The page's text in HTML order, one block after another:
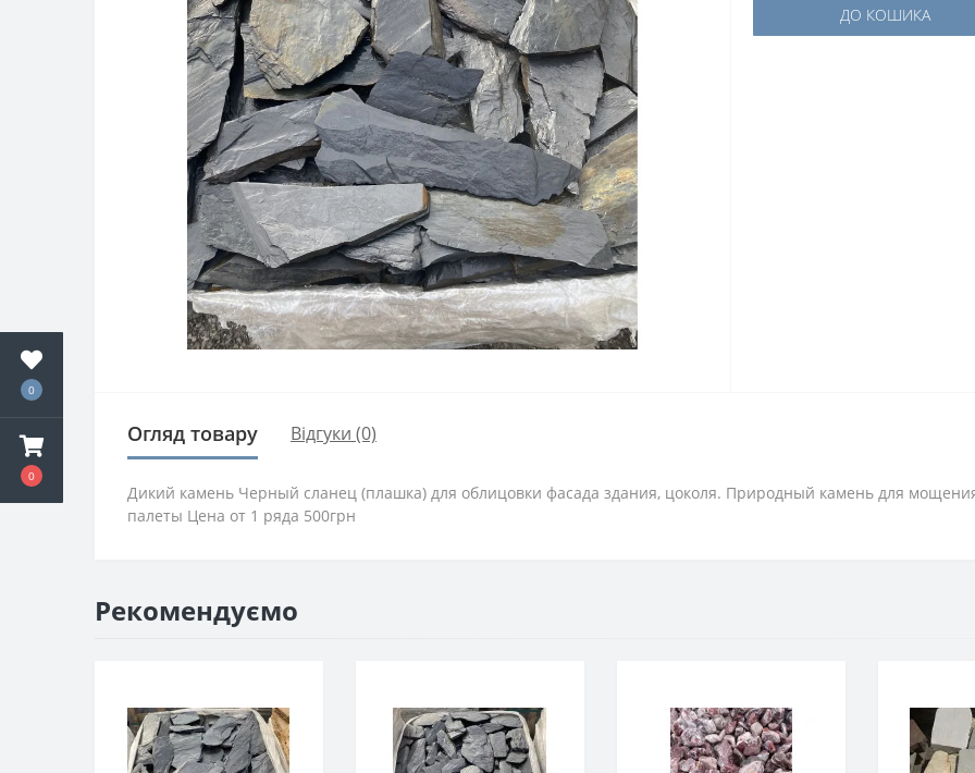
0
0
ДО КОШИКА
Огляд товару Відгуки (0)
Дикий камень Черный сланец (плашка) для облицовки фасада здания, цоколя. Природный камень для
палеты Цена от 1 ряда 500грн
Рекомендуємо